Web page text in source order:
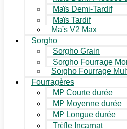
Maïs Demi-Tardif
Maïs Tardif
Maïs V2 Max
Sorgho
Sorgho Grain
Sorgho Fourrage
Sorgho Fourrage
Fourragères
MP Courte durée
MP Moyenne durée
MP Longue durée
Trèfle Incarnat